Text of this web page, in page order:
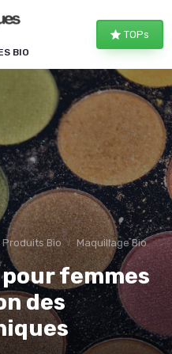
BIO
TOPs
Produits Bio Maquillage Bio
femmes
des